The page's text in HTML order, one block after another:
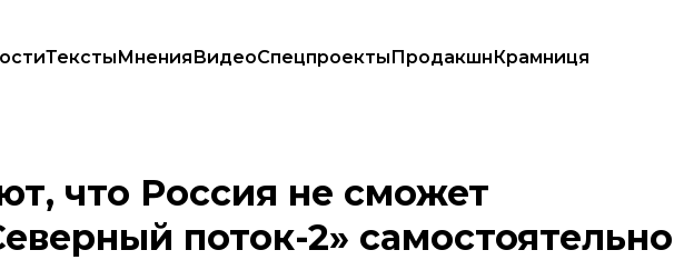
ТекстыМненияВидеоСпецпроектыПродакшнКрамниця
«Северный поток-2» самостоятельно
что Россия не сможет
поток-2» самостоятельно